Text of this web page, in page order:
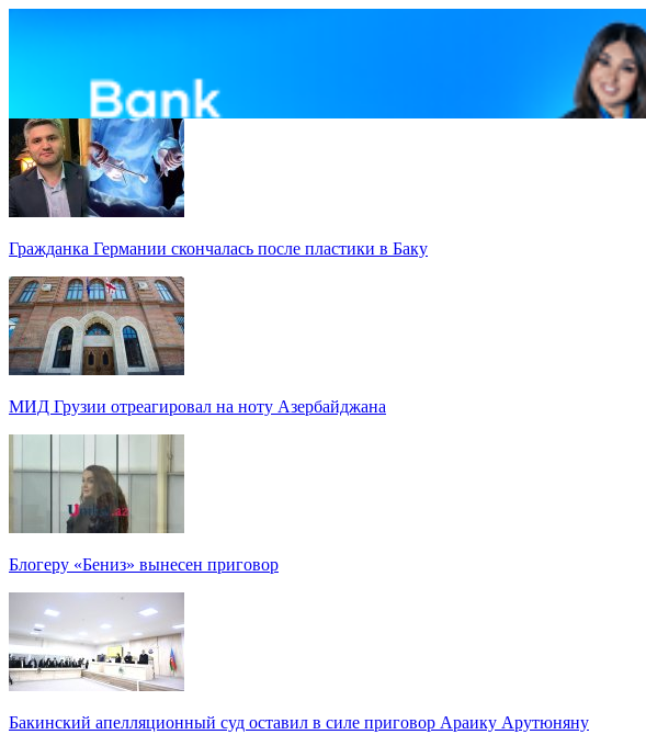
Гражданка Германии скончалась после пластики в Баку
МИД Грузии отреагировал на ноту Азербайджана
Блогеру «Бениз» вынесен приговор
Бакинский апелляционный суд оставил в силе приговор Араику Арутюняну